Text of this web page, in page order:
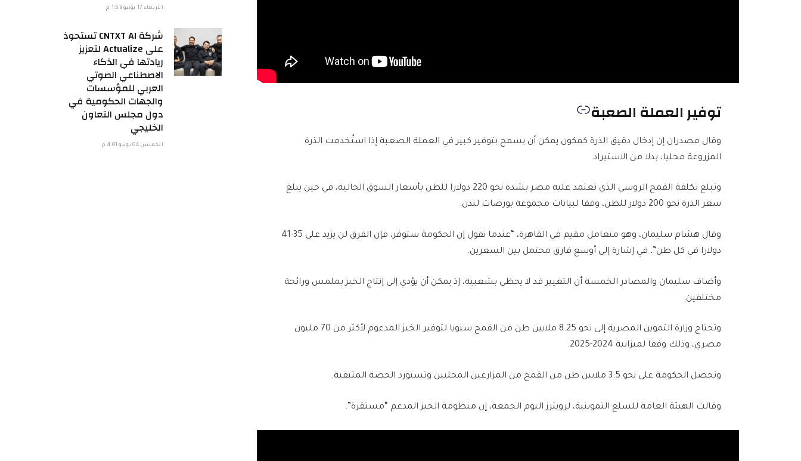
توفير العملة الصعبة
وقال مصدران إن إدخال دقيق الذرة كمكون يمكن أن يسمح بتوفير كبير في العملة الصعبة إذا استُخدمت الذرة
المزروعة محليا، بدلا من الاستيراد.
وتبلغ تكلفة القمح الروسي الذي تعتمد عليه مصر بشدة نحو 220 دولارا للطن بأسعار السوق الحالية، في حين يبلغ
سعر الذرة نحو 200 دولار للطن، وفقا لبيانات مجموعة بورصات لندن.
وقال هشام سليمان، وهو متعامل مقيم في القاهرة، “عندما نقول إن الحكومة ستوفر، فإن الفرق لن يزيد على 35-41
دولارا في كل طن”، في إشارة إلى أوسع فارق محتمل بين السعرين.
وأضاف سليمان والمصادر الخمسة أن التغيير قد لا يحظى بشعبية، إذ يمكن أن يؤدي إلى إنتاج الخبز بملمس ورائحة
مختلفين.
وتحتاج وزارة التموين المصرية إلى نحو 8.25 ملايين طن من القمح سنويا لتوفير الخبز المدعوم لأكثر من 70 مليون
مصري، وذلك وفقا لميزانية 2024-2025.
وتحصل الحكومة على نحو 3.5 ملايين طن من القمح من المزارعين المحليين وتستورد الحصة المتبقية.
وقالت الهيئة العامة للسلع التموينية، لرويترز اليوم الجمعة، إن منظومة الخبز المدعم “مستقرة”.
الأربعاء 17 يونيو 1:59 م
شركة CNTXT AI تستحوذ
على Actualize لتعزيز
ريادتها في الذكاء
الاصطناعي الصوتي
العربي للمؤسسات
والجهات الحكومية في
دول مجلس التعاون
الخليجي
الخميس 04 يونيو 4:01 م